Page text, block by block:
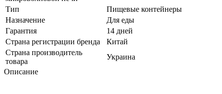
Тип
Пищевые контейнеры
Назначение
Для еды
Гарантия
14 дней
Страна регистрации бренда
Китай
Страна производитель
товара
Украина
Описание